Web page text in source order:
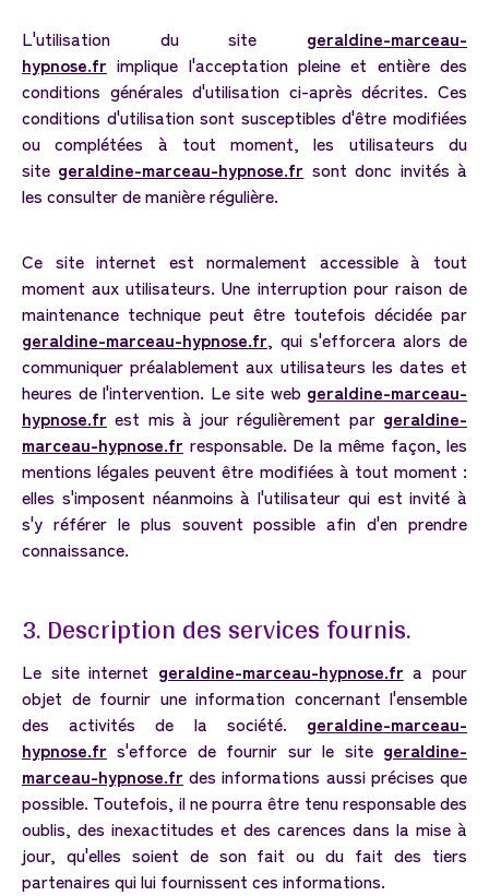
L'utilisation du site geraldine-marceau-
hypnose.fr implique l'acceptation pleine et entière des
conditions générales d'utilisation ci-après décrites. Ces
conditions d'utilisation sont susceptibles d'être modifiées
ou complétées à tout moment, les utilisateurs du
site geraldine-marceau-hypnose.fr sont donc invités à
les consulter de manière régulière.
Ce site internet est normalement accessible à tout
moment aux utilisateurs. Une interruption pour raison de
maintenance technique peut être toutefois décidée par
geraldine-marceau-hypnose.fr, qui s'efforcera alors de
communiquer préalablement aux utilisateurs les dates et
heures de l'intervention. Le site web geraldine-marceau-
hypnose.fr est mis à jour régulièrement par geraldine-
marceau-hypnose.fr responsable. De la même façon, les
mentions légales peuvent être modifiées à tout moment :
elles s'imposent néanmoins à l'utilisateur qui est invité à
s'y référer le plus souvent possible afin d'en prendre
connaissance.
3.Descriptiondesservicesfournis.
Le site internet geraldine-marceau-hypnose.fr a pour
objet de fournir une information concernant l'ensemble
des activités de la société. geraldine-marceau-
hypnose.fr s'efforce de fournir sur le site geraldine-
marceau-hypnose.fr des informations aussi précises que
possible. Toutefois, il ne pourra être tenu responsable des
oublis, des inexactitudes et des carences dans la mise à
jour, qu'elles soient de son fait ou du fait des tiers
partenaires qui lui fournissent ces informations.